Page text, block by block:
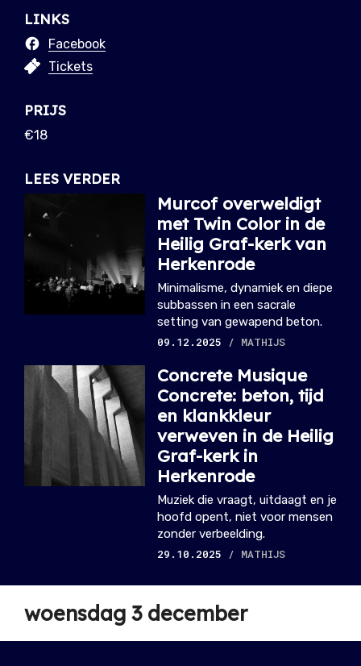
LINKS
Facebook
Tickets
PRIJS
€18
LEES VERDER
Murcof overweldigt
met Twin Color in de
Heilig Graf-kerk van
Herkenrode
Minimalisme, dynamiek en diepe
subbassen in een sacrale
setting van gewapend beton.
09.12.2025
/ MATHIJS
Concrete Musique
Concrete: beton, tijd
en klankkleur
verweven in de Heilig
Graf-kerk in
Herkenrode
Muziek die vraagt, uitdaagt en je
hoofd opent, niet voor mensen
zonder verbeelding.
29.10.2025
/ MATHIJS
woensdag 3 december